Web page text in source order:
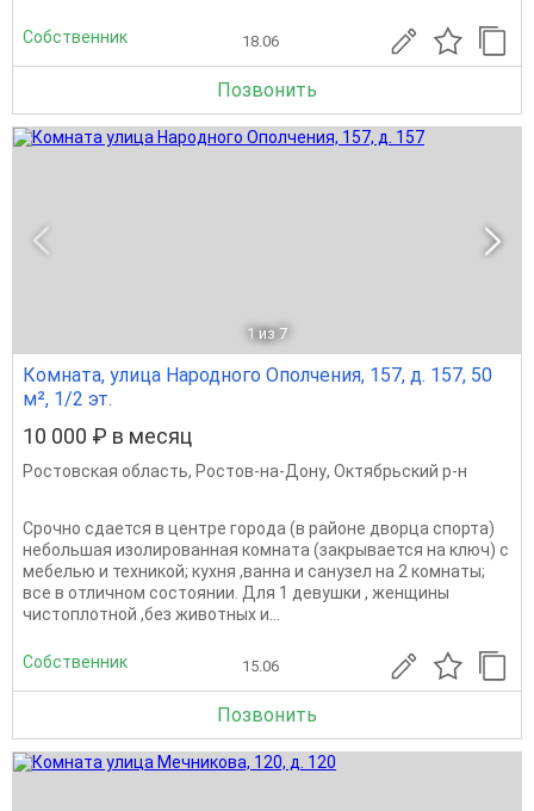
Собственник 18.06
Позвонить
1 из 7
Комната, улица Народного Ополчения, 157, д. 157, 50
м², 1/2 эт.
10 000 ₽ в месяц
Ростовская область, Ростов-на-Дону, Октябрьский р-н
Срочно сдается в центре города (в районе дворца спорта)
небольшая изолированная комната (закрывается на ключ) с
мебелью и техникой; кухня ,ванна и санузел на 2 комнаты;
все в отличном состоянии. Для 1 девушки , женщины
чистоплотной ,без животных и...
Собственник 15.06
Позвонить